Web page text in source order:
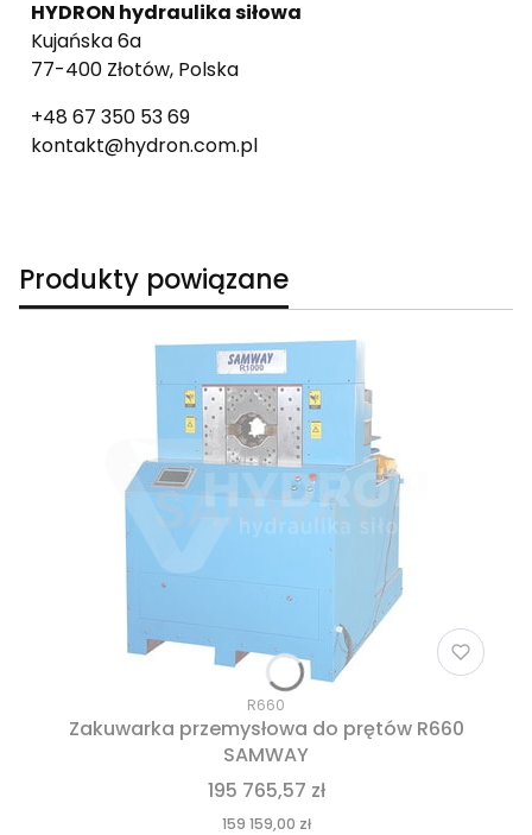
HYDRON hydraulika siłowa
Kujańska 6a
77-400 Złotów, Polska
+48 67 350 53 69
kontakt@hydron.com.pl
Produkty powiązane
R660
Zakuwarka przemysłowa do prętów R660
SAMWAY
195 765,57 zł
159 159,00 zł